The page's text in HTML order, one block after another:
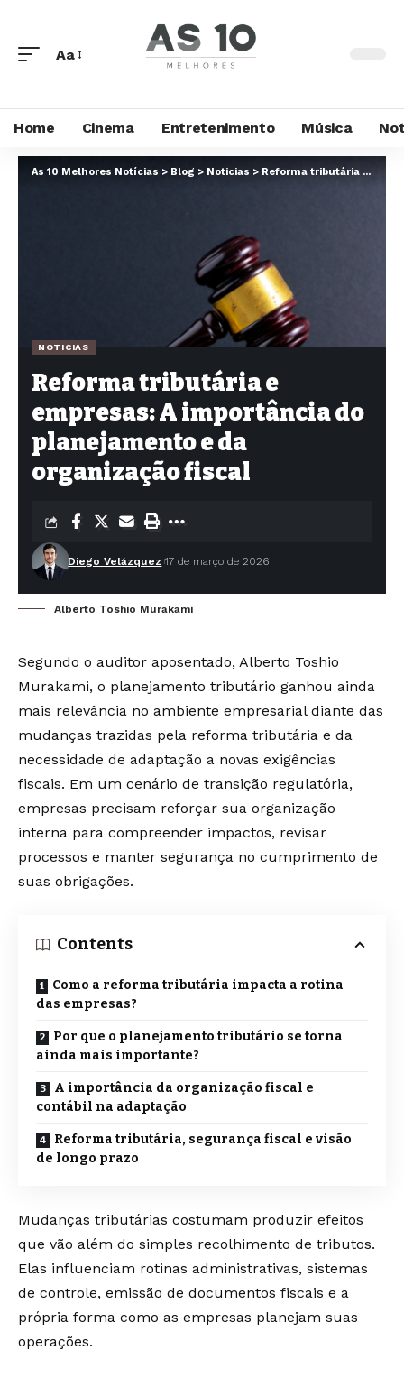
Aa
Home Cinema Entretenimento Música
As 10 Melhores Notícias > Blog > Noticias > Reforma tributária e empresas: A importância do planejamento e da organização fiscal
NOTICIAS
Reforma tributária e
empresas: A importância do
planejamento e da
organização fiscal
Diego Velázquez 17 de março de 2026
Alberto Toshio Murakami
Segundo o auditor aposentado, Alberto Toshio
Murakami, o planejamento tributário ganhou ainda
mais relevância no ambiente empresarial diante das
mudanças trazidas pela reforma tributária e da
necessidade de adaptação a novas exigências
fiscais. Em um cenário de transição regulatória,
empresas precisam reforçar sua organização
interna para compreender impactos, revisar
processos e manter segurança no cumprimento de
suas obrigações.
Contents
Como a reforma tributária impacta a rotina
das empresas?
Por que o planejamento tributário se torna
ainda mais importante?
A importância da organização fiscal e
contábil na adaptação
Reforma tributária, segurança fiscal e visão
de longo prazo
Mudanças tributárias costumam produzir efeitos
que vão além do simples recolhimento de tributos.
Elas influenciam rotinas administrativas, sistemas
de controle, emissão de documentos fiscais e a
própria forma como as empresas planejam suas
operações.